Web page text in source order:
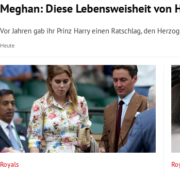
Meghan: Diese Lebensweisheit von
Vor Jahren gab ihr Prinz Harry einen Ratschlag, den
Heute
Royals